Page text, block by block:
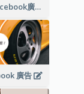
上市出售Facebook廣告
廣告